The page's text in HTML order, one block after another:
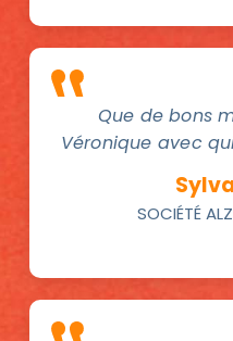
Que de bons
Véronique avec
SOCIÉTÉ